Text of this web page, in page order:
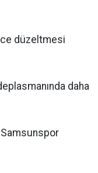
düzeltmesi
daha
Samsunspor